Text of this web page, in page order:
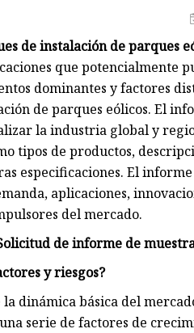
Bomba de agua de
de instalación de parques
que
dominantes y factores
de parques eólicos. El
la industria global y
tipos de productos,
especificaciones. El
aplicaciones,
del mercado.
de informe de
y riesgos?
dinámica básica del
serie de factores de